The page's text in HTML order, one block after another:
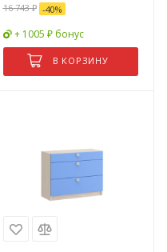
16 743₽ -40%
+ 1005 ₽ бонус
В КОРЗИНУ